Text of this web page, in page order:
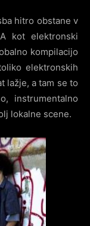
hitro obstane v
kot elektronski
kompilacijo
elektronskih
lažje, a tam se to
instrumentalno
lokalne scene.